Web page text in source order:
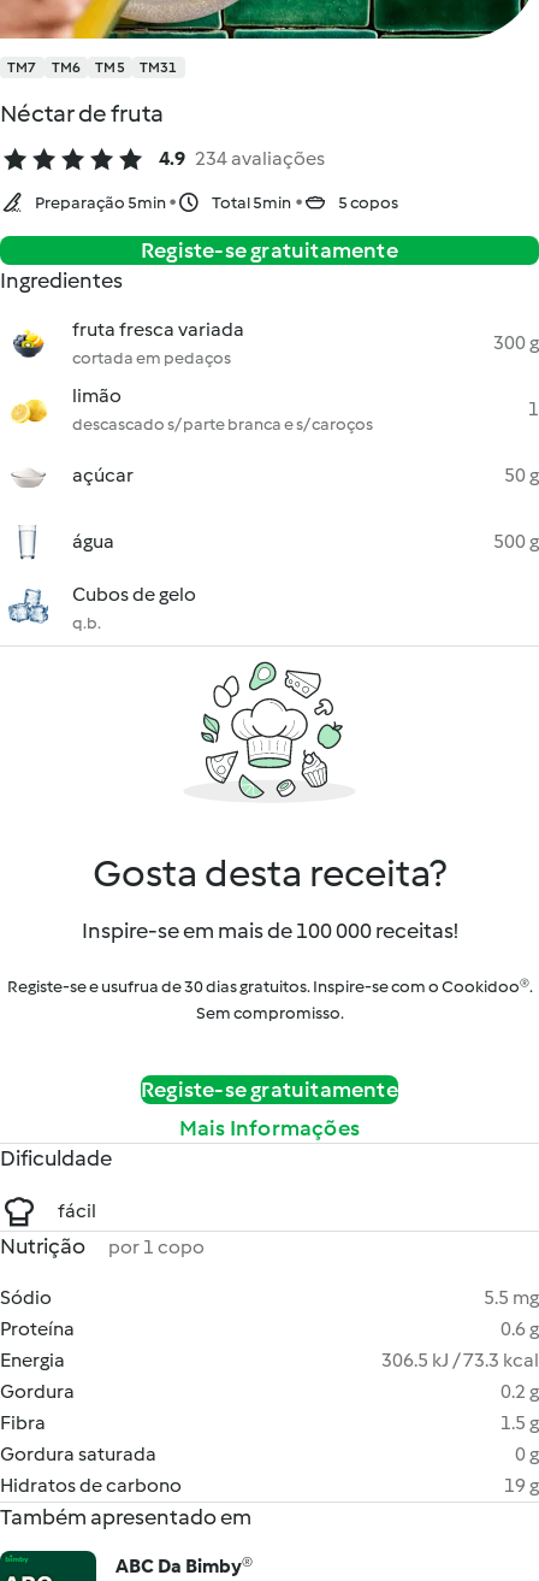
TM7 TM6 TM5 TM31
Néctar de fruta
4.9 234 avaliações
Preparação 5min Total 5min 5 copos
Registe-se gratuitamente
Ingredientes
fruta fresca variada
cortada em pedaços
300 g
limão
descascado s/ parte branca e s/ caroços
1
açúcar 50 g
água 500 g
Cubos de gelo
q.b.
Gosta desta receita?
Inspire-se em mais de 100 000 receitas!
Registe-se e usufrua de 30 dias gratuitos. Inspire-se com o Cookidoo®.
Sem compromisso.
Registe-se gratuitamente
Mais Informações
Dificuldade
fácil
Nutrição por 1 copo
Sódio
5.5 mg
Proteína
0.6 g
Energia
306.5 kJ / 73.3 kcal
Gordura
0.2 g
Fibra
1.5 g
Gordura saturada
0 g
Hidratos de carbono
19 g
Também apresentado em
ABC Da Bimby®